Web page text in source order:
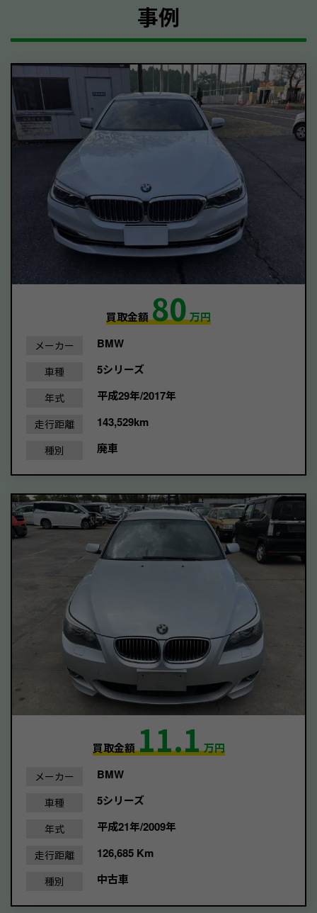
事例
買取金額80万円
メーカー BMW
車種 5シリーズ
年式 平成29年/2017年
走行距離 143,529km
種別 廃車
買取金額11.1万円
メーカー BMW
車種 5シリーズ
年式 平成21年/2009年
走行距離 126,685 Km
種別 中古車